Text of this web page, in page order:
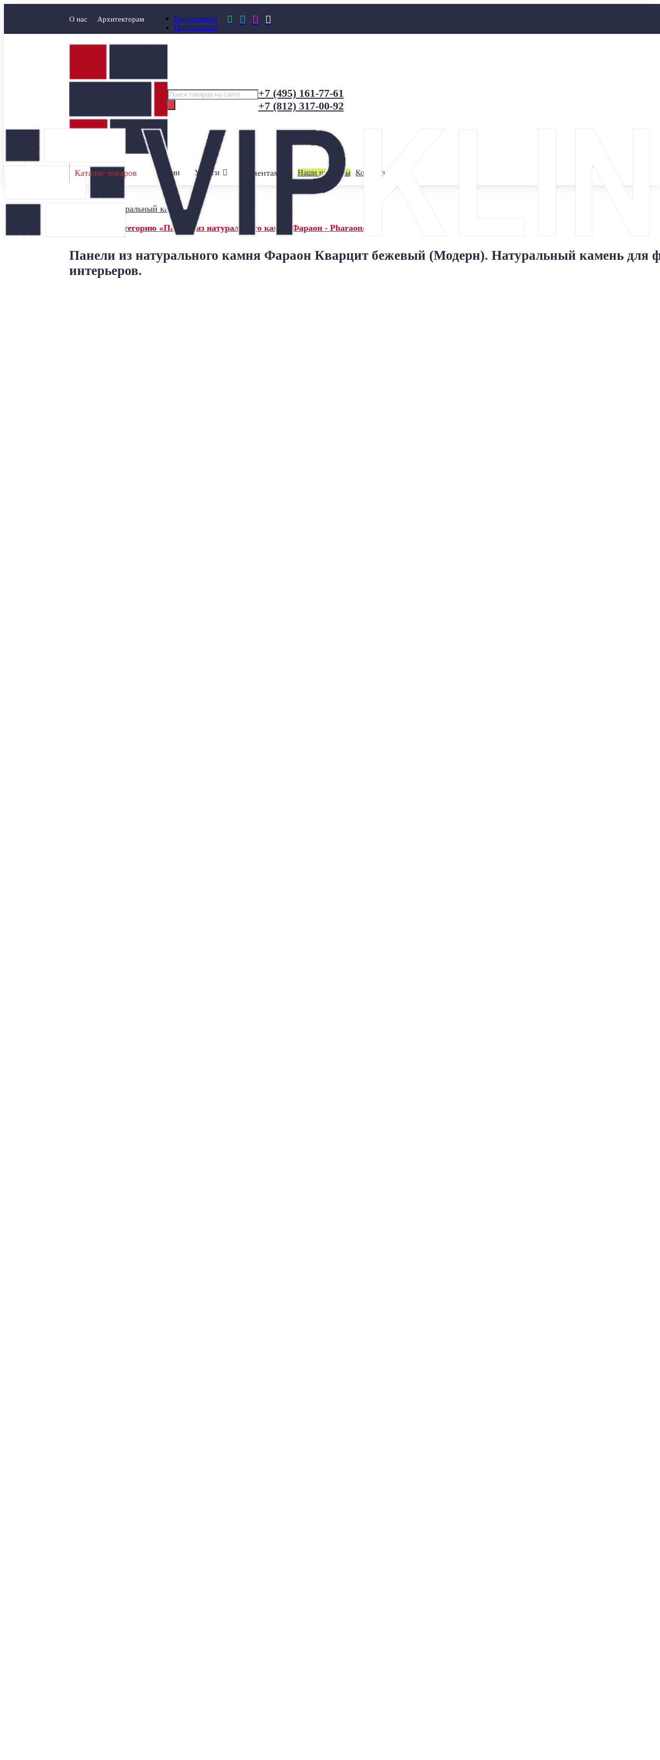
О нас Архитекторам
Подписаться
Подписаться
   
Поиск
товаров
+7 (495) 161-77-61
+7 (812) 317-00-92
Каталог товаров Акции Услуги Клиентам Наши шоурумы Контакты
Натуральный камень/
← Назад в категорию «Панели из натурального камня Фараон - Pharaon»
Панели из натурального камня Фараон Кварцит бежевый (Модерн). Натуральный камень для
интерьеров.